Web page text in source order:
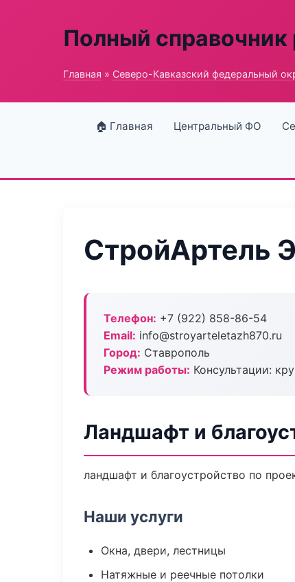
Полный справочник
Главная » Северо-Кавказский федеральный
🏠 Главная Центральный ФО
СтройАртель
Телефон: +7 (922) 858-86-54
Email: info@stroyarteletazh870.ru
Город: Ставрополь
Режим работы: Консультации:
Ландшафт и
ландшафт и благоустройство по
Наши услуги
Окна, двери, лестницы
Натяжные и реечные потолки